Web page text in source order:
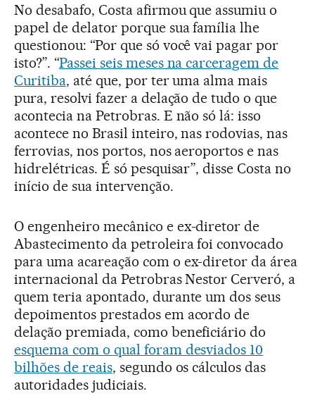
No desabafo, Costa afirmou que assumiu o
papel de delator porque sua família lhe
questionou: “Por que só você vai pagar por
isto?”. “Passei seis meses na carceragem de
Curitiba, até que, por ter uma alma mais
pura, resolvi fazer a delação de tudo o que
acontecia na Petrobras. E não só lá: isso
acontece no Brasil inteiro, nas rodovias, nas
ferrovias, nos portos, nos aeroportos e nas
hidrelétricas. É só pesquisar”, disse Costa no
início de sua intervenção.
O engenheiro mecânico e ex-diretor de
Abastecimento da petroleira foi convocado
para uma acareação com o ex-diretor da área
internacional da Petrobras Nestor Cerveró, a
quem teria apontado, durante um dos seus
depoimentos prestados em acordo de
delação premiada, como beneficiário do
esquema com o qual foram desviados 10
bilhões de reais, segundo os cálculos das
autoridades judiciais.